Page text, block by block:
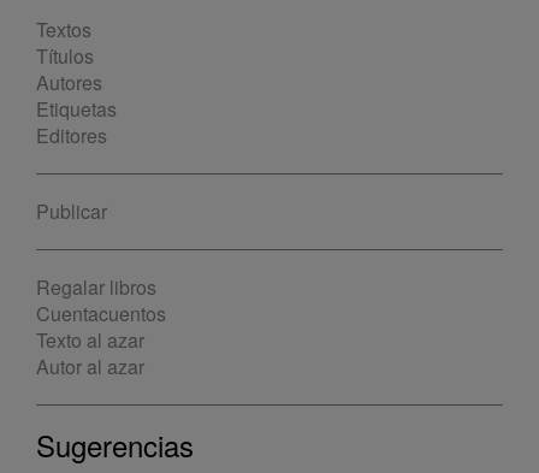
Textos
Títulos
Autores
Etiquetas
Editores
Publicar
Regalar libros
Cuentacuentos
Texto al azar
Autor al azar
Sugerencias